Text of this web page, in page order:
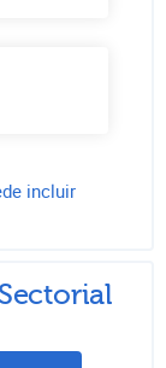
incluir